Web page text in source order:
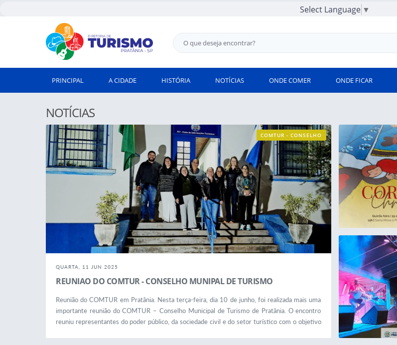
Select Language ▼
PRINCIPAL A CIDADE HISTÓRIA NOTÍCIAS ONDE COMER ONDE FICAR
NOTÍCIAS
COMTUR - CONSELHO
MUNICIPAL DE TURISM
O
QUARTA, 11 JUN 2025
REUNIAO DO COMTUR - CONSELHO MUNIPAL DE TURISMO
Reunião do COMTUR em Pratânia. Nesta terça-feira, dia 10 de junho, foi realizada mais uma
importante reunião do COMTUR – Conselho Municipal de Turismo de Pratânia. O encontro
reuniu representantes do poder público, da sociedade civil e do setor turístico com o objetivo